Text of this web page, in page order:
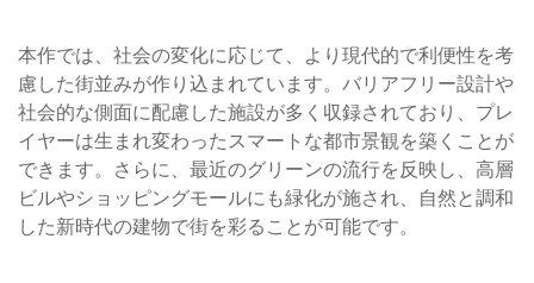
本作では、社会の変化に応じて、より現代的で利便性を考
慮した街並みが作り込まれています。バリアフリー設計や
社会的な側面に配慮した施設が多く収録されており、プレ
イヤーは生まれ変わったスマートな都市景観を築くことが
できます。さらに、最近のグリーンの流行を反映し、高層
ビルやショッピングモールにも緑化が施され、自然と調和
した新時代の建物で街を彩ることが可能です。